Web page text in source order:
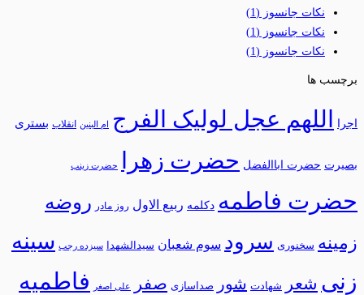
نکات جانسوز (1)
نکات جانسوز (1)
نکات جانسوز (1)
برچسب ها
اجرا اللهم عجل لولیک الفرج ام البنین انقلاب بستری
بصیرت حضرت اباالفضل حضرت زهرا حضرت زینب
حضرت فاطمه دکلمه ربیع الاول روز مادر روضه
زمینه سخنوری سرود سوم شعبان سیدالشهدا سیزده رجب سینه
زنی شعر شهادت شور صداسازی صفر علی اصغر فاطمیه